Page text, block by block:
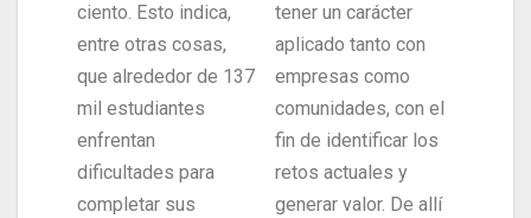
ciento. Esto indica,
entre otras cosas,
que alrededor de 137
mil estudiantes
enfrentan
dificultades para
completar sus
tener un carácter
aplicado tanto con
empresas como
comunidades, con el
fin de identificar los
retos actuales y
generar valor. De allí